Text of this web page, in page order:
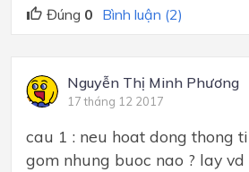
Đúng 0 Bình luận (2)
Nguyễn Thị Minh Phương
17 tháng 12 2017
cau 1 : neu hoat dong thong
gom nhung buoc nao ? lay